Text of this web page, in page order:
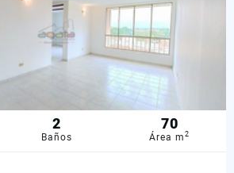
2
Baños
70
Área m2